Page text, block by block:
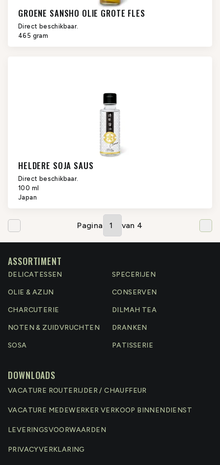
GROENE SANSHO OLIE GROTE FLES
Direct beschikbaar.
465 gram
HELDERE SOJA SAUS
Direct beschikbaar.
100 ml
Japan
Pagina van 4
ASSORTIMENT
DELICATESSEN SPECERIJEN
OLIE & AZIJN CONSERVEN
CHARCUTERIE DILMAH TEA
NOTEN & ZUIDVRUCHTEN DRANKEN
SOSA PATISSERIE
DOWNLOADS
VACATURE ROUTERIJDER / CHAUFFEUR
VACATURE MEDEWERKER VERKOOP BINNENDIENST
LEVERINGSVOORWAARDEN
PRIVACYVERKLARING